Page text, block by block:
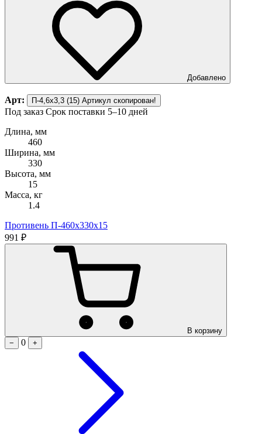
Добавлено
Арт: П-4,6х3,3 (15) Артикул скопирован!
Под заказ Срок поставки 5–10 дней
Длина, мм
460
Ширина, мм
330
Высота, мм
15
Масса, кг
1.4
Противень П-460х330х15
991 ₽
В корзину
−
0 +